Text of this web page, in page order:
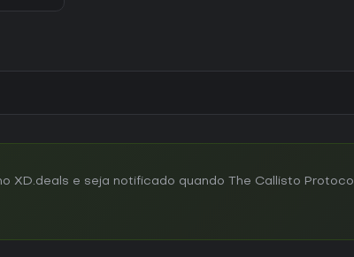
XD.deals e seja notificado quando The Callisto Protocol